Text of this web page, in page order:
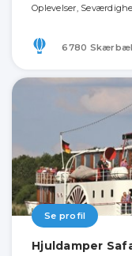
Oplevelser,
6780
Se profil
Hjuldamper